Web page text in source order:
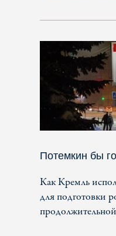
Потемкин бы
Как Кремль
для подготовки